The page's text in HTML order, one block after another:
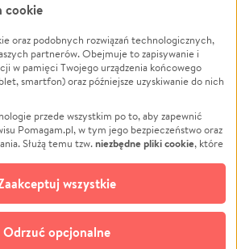
Powódź
Wichura
NGO
Edukacja
Podróż
Impreza
Ochrona środowiska
Biznes
cookie
oraz podobnych rozwiązań technologicznych,
partnerów. Obejmuje to zapisywanie i
w pamięci Twojego urządzenia końcowego
smartfon) oraz późniejsze uzyskiwanie do nich
przede wszystkim po to, aby zapewnić
Pomagam.pl, w tym jego bezpieczeństwo oraz
Służą temu tzw.niezbędne pliki cookie, które
plików cookie
i retargetingowych. Możesz wyrazić
jej odmówić. W dowolnym momencie masz
na stronie „Zarządzaj zgodami cookie”,
stopce serwisu Pomagam.pl. Opcjonalne pliki
Odrzuć opcjonalne
wszystkie